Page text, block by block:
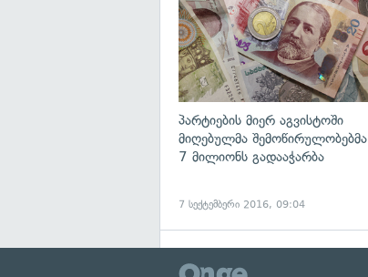
პარტიების მიერ აგვისტოში
მიღებულმა შემოწირულობებმა
7 მილიონს გადააჭარბა
7 სექტემბერი 2016, 09:04